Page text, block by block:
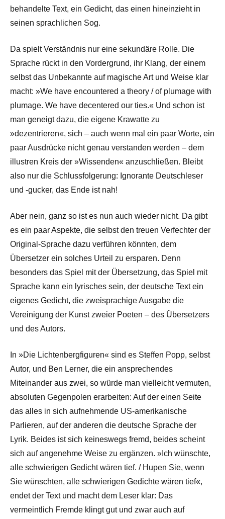
behandelte Text, ein Gedicht, das einen hineinzieht in
seinen sprachlichen Sog.
Da spielt Verständnis nur eine sekundäre Rolle. Die
Sprache rückt in den Vordergrund, ihr Klang, der einem
selbst das Unbekannte auf magische Art und Weise klar
macht: »We have encountered a theory / of plumage with
plumage. We have decentered our ties.« Und schon ist
man geneigt dazu, die eigene Krawatte zu
»dezentrieren«, sich – auch wenn mal ein paar Worte, ein
paar Ausdrücke nicht genau verstanden werden – dem
illustren Kreis der »Wissenden« anzuschließen. Bleibt
also nur die Schlussfolgerung: Ignorante Deutschleser
und -gucker, das Ende ist nah!
Aber nein, ganz so ist es nun auch wieder nicht. Da gibt
es ein paar Aspekte, die selbst den treuen Verfechter der
Original-Sprache dazu verführen könnten, dem
Übersetzer ein solches Urteil zu ersparen. Denn
besonders das Spiel mit der Übersetzung, das Spiel mit
Sprache kann ein lyrisches sein, der deutsche Text ein
eigenes Gedicht, die zweisprachige Ausgabe die
Vereinigung der Kunst zweier Poeten – des Übersetzers
und des Autors.
In »Die Lichtenbergfiguren« sind es Steffen Popp, selbst
Autor, und Ben Lerner, die ein ansprechendes
Miteinander aus zwei, so würde man vielleicht vermuten,
absoluten Gegenpolen erarbeiten: Auf der einen Seite
das alles in sich aufnehmende US-amerikanische
Parlieren, auf der anderen die deutsche Sprache der
Lyrik. Beides ist sich keineswegs fremd, beides scheint
sich auf angenehme Weise zu ergänzen. »Ich wünschte,
alle schwierigen Gedicht wären tief. / Hupen Sie, wenn
Sie wünschten, alle schwierigen Gedichte wären tief«,
endet der Text und macht dem Leser klar: Das
vermeintlich Fremde klingt gut und zwar auch auf